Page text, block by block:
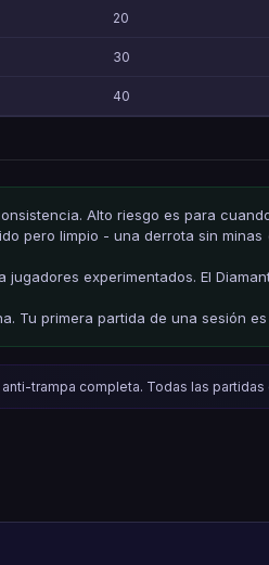
20
30
40
Alto riesgo es para
pero limpio - una derrota sin
experimentados. El
Tu primera partida de una sesión
trampa completa. Todas las